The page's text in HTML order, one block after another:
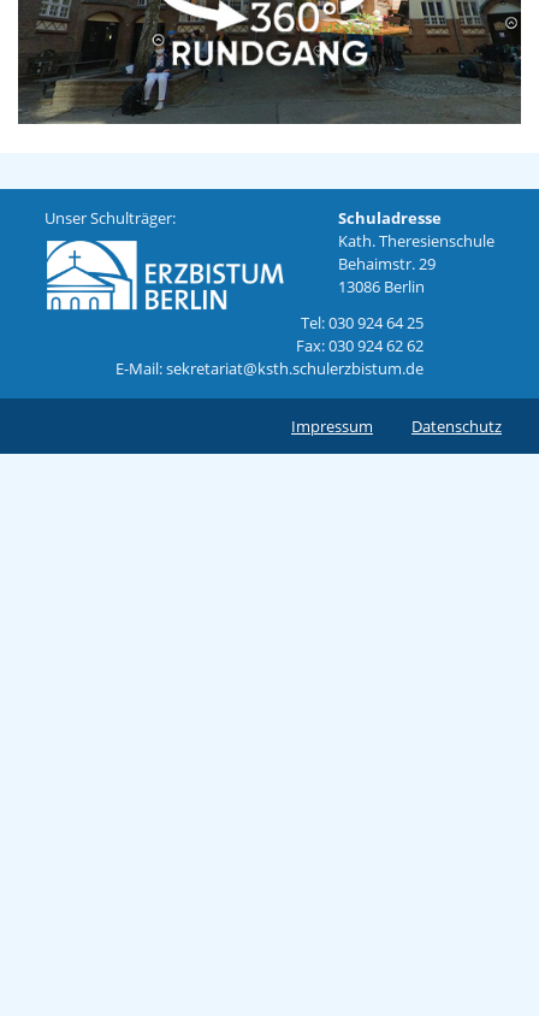
Unser Schulträger:
Schuladresse
Kath. Theresienschule
Behaimstr. 29
13086 Berlin
Tel: 030 924 64 25
Fax: 030 924 62 62
E-Mail: sekretariat@ksth.schulerzbistum.de
Impressum Datenschutz